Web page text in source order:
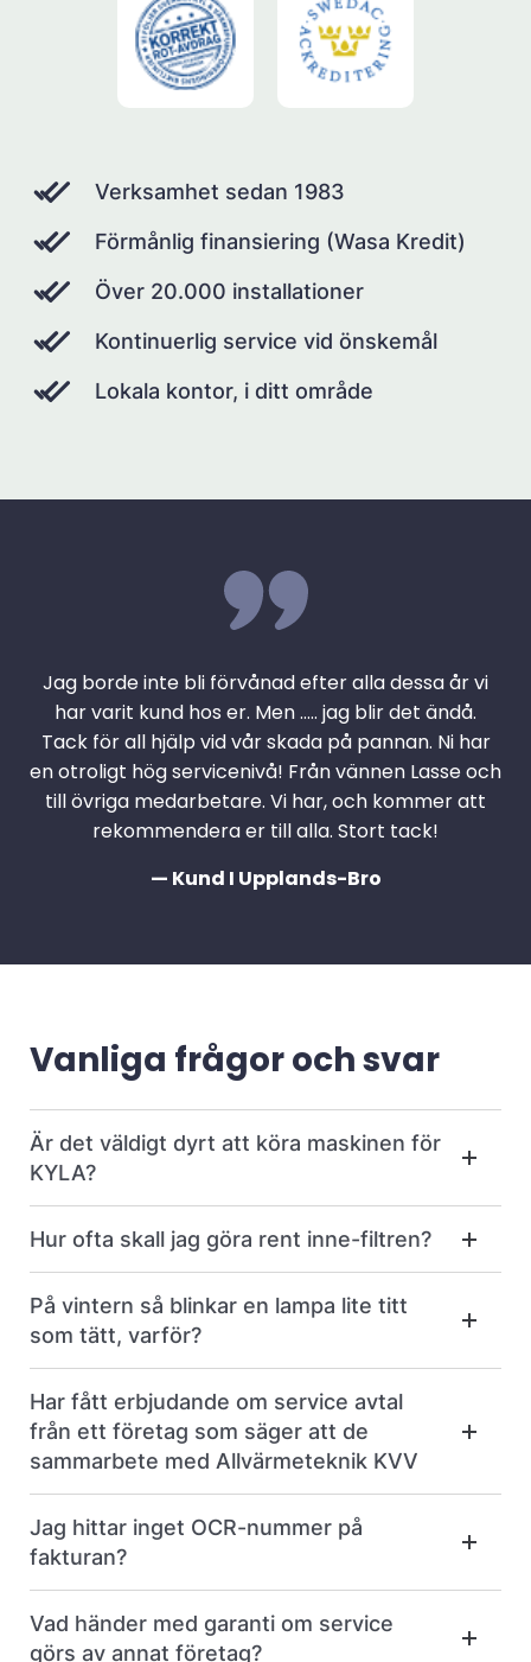
Verksamhet sedan 1983
Förmånlig finansiering (Wasa Kredit)
Över 20.000 installationer
Kontinuerlig service vid önskemål
Lokala kontor, i ditt område
Jag borde inte bli förvånad efter alla dessa år vi
har varit kund hos er. Men ….. jag blir det ändå.
Tack för all hjälp vid vår skada på pannan. Ni har
en otroligt hög servicenivå! Från vännen Lasse och
till övriga medarbetare. Vi har, och kommer att
rekommendera er till alla. Stort tack!
— Kund I Upplands-Bro
Vanliga frågor och svar
Är det väldigt dyrt att köra maskinen för
KYLA?
Hur ofta skall jag göra rent inne-filtren?
På vintern så blinkar en lampa lite titt
som tätt, varför?
Har fått erbjudande om service avtal
från ett företag som säger att de
sammarbete med Allvärmeteknik KVV
Jag hittar inget OCR-nummer på
fakturan?
Vad händer med garanti om service
görs av annat företag?